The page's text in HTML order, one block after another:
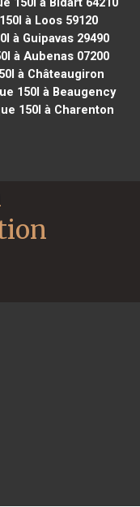
à Loos 59120
à Guipavas 29490
à Aubenas 07200
à Châteaugiron
150l à Beaugency
150l à Charenton